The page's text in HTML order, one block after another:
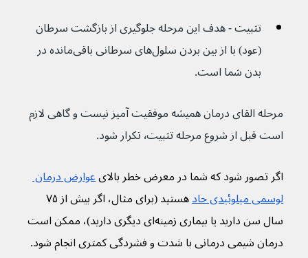
تثبیت - هدف این مرحله جلوگیری از بازگشت سرطان
(عود) با از بین بردن سلول‌های سرطانی باقی‌مانده در
بدن شما است.
مرحله القای درمان همیشه موفقیت آمیز نیست و گاهی لازم
است قبل از شروع مرحله تثبیت٬ تکرار شود.
اگر تصور شود که شما در معرض خطر بالای عوارض درمان
لوسمی میلوئیدی حاد
هستید (برای مثال، اگر بیش از ۷۵
سال سن دارید یا بیماری زمینه‌ای دیگری دارید)، ممکن است
درمان شیمی درمانی با شدت‌ و فشردگی کمتری انجام شود.